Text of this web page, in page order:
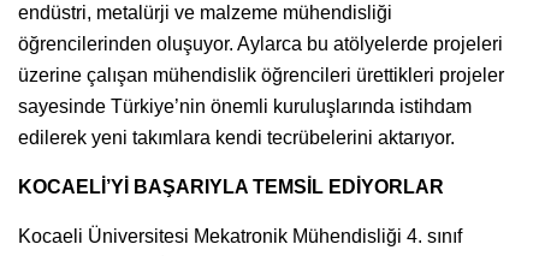
endüstri, metalürji ve malzeme mühendisliği
öğrencilerinden oluşuyor. Aylarca bu atölyelerde projeleri
üzerine çalışan mühendislik öğrencileri ürettikleri projeler
sayesinde Türkiye’nin önemli kuruluşlarında istihdam
edilerek yeni takımlara kendi tecrübelerini aktarıyor.
KOCAELİ’Yİ BAŞARIYLA TEMSİL EDİYORLAR
Kocaeli Üniversitesi Mekatronik Mühendisliği 4. sınıf